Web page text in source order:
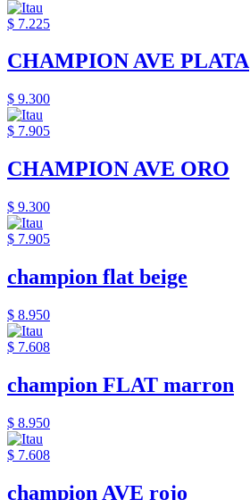
$ 7.225
CHAMPION AVE PLATA
$ 9.300
$ 7.905
CHAMPION AVE ORO
$ 9.300
$ 7.905
champion flat beige
$ 8.950
$ 7.608
champion FLAT marron
$ 8.950
$ 7.608
champion AVE rojo